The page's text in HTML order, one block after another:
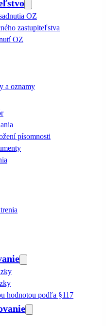
OZ
zastupiteľstva
OZ
a oznamy
písomnosti
hodnotou podľa §117